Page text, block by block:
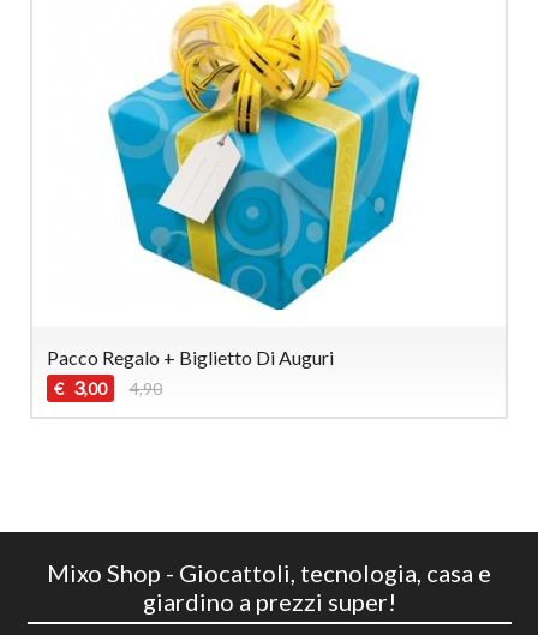
Pacco Regalo + Biglietto Di Auguri
€ 3,00 4,90
Mixo Shop - Giocattoli, tecnologia, casa e
giardino a prezzi super!